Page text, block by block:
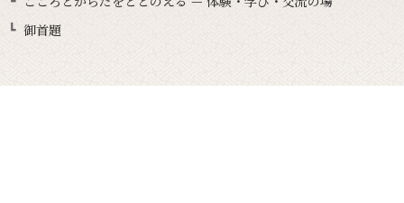
御首題